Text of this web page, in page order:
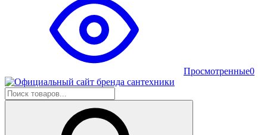
Просмотренные0